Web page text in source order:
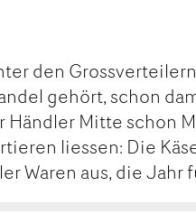
den
gehört, schon
Händler Mitte schon
liessen: Die
Waren aus, die Jahr